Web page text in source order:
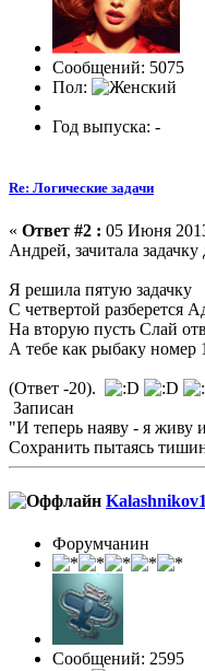
Сообщений: 5075
Пол:
Год выпуска: -
Re: Логические задачи
« Ответ #2 : 05 Июня
Андрей, зачитала
Я решила пятую задачку
С четвертой разберется
На вторую пусть Слай
А тебе как рыбаку номер
(Ответ -20).
Записан
"И теперь наяву - я живу
Сохранить пытаясь
Форумчанин
Сообщений: 2595